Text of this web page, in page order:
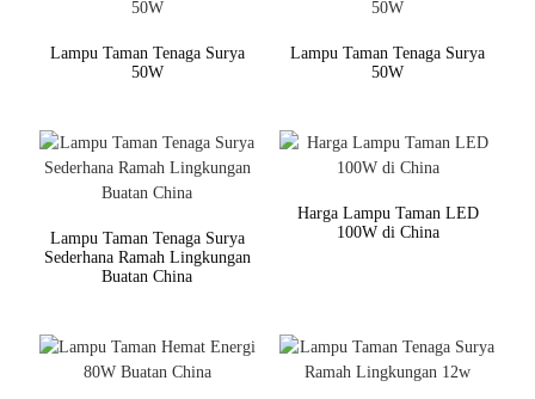
Lampu Taman Tenaga Surya
50W
Lampu Taman Tenaga Surya
50W
Lampu Taman Tenaga Surya
Sederhana Ramah Lingkungan
Buatan China
Harga Lampu Taman LED
100W di China